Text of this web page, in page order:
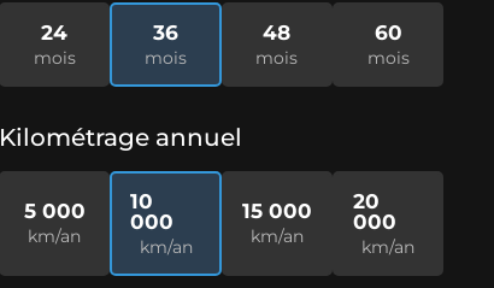
24
mois
36
mois
48
mois
60
mois
Kilométrage annuel
5 000
km/an
10
000
km/an
15 000
km/an
20
000
km/an